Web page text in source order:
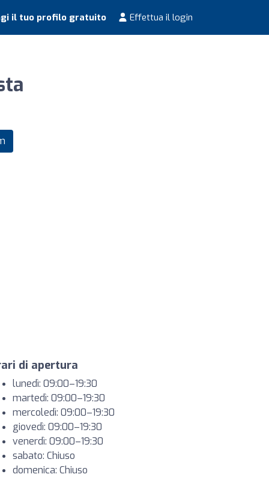
il tuo profilo gratuito Effettua il login
di apertura
lunedì: 09:00–19:30
martedì: 09:00–19:30
mercoledì: 09:00–19:30
giovedì: 09:00–19:30
venerdì: 09:00–19:30
sabato: Chiuso
domenica: Chiuso